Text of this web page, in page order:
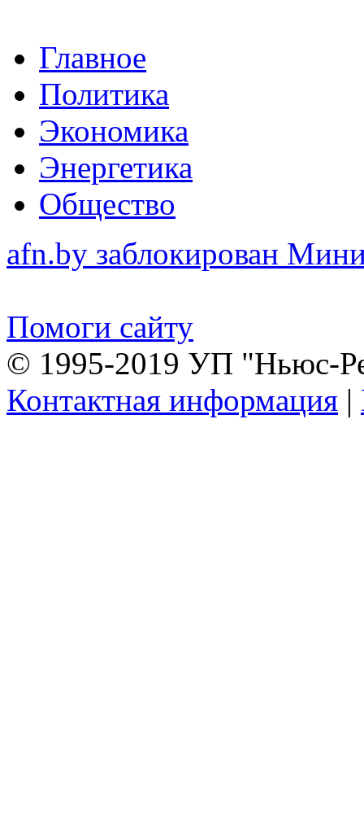
Главное
Политика
Экономика
Энергетика
Общество
afn.by заблокирован
Помоги сайту
© 1995-2019 УП "Ньюс-
Контактная информация |